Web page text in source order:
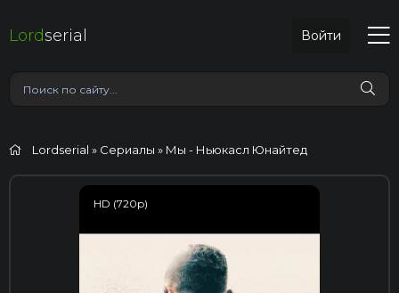
Lordserial Войти
Lordserial » Сериалы » Мы - Ньюкасл Юнайтед
HD (720p)